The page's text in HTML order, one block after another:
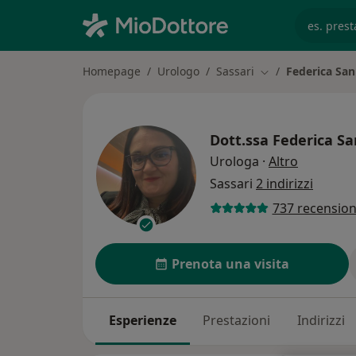
Homepage Urologo Sassari Cambia città
Federica
Dott.ssa Federica
Urologa · Altro
Sassari 2 indirizzi
737
Prenota una visita
Esperienze Prestazioni Indirizzi